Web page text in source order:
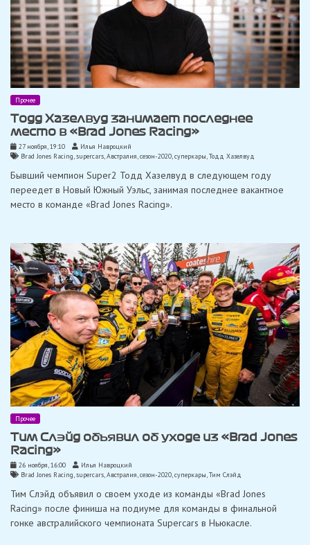
Прочее
Тодд Хазелвуд занимает последнее
место в «Brad Jones Racing»
27 ноября, 19:10
Илья Навроцкий
Brad Jones Racing,supercars,Австралия,сезон-2020,суперкары,Тодд Хазелвуд
Бывший чемпион Super2 Тодд Хазелвуд в следующем году
переедет в Новый Южный Уэльс, занимая последнее вакантное
место в команде «Brad Jones Racing».
Прочее
Тим Слэйд объявил об уходе из «Brad Jones
Racing»
26 ноября, 16:00
Илья Навроцкий
Brad Jones Racing supercars Австралия сезон-2020 суперкары Тим Слэйд
Тим Слэйд объявил о своем уходе из команды «Brad Jones
Racing» после финиша на подиуме для команды в финальной
гонке австралийского чемпионата Supercars в Ньюкасле.